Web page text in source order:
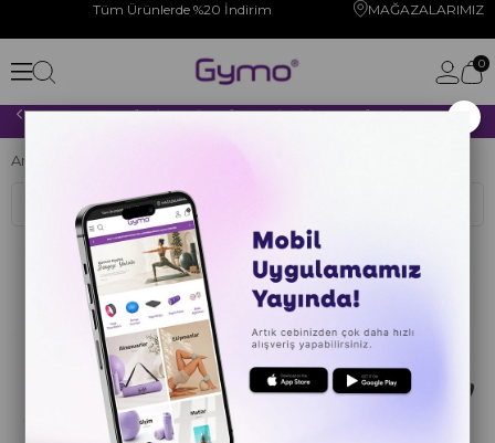
Tüm Ürünlerde %20 İndirim MAĞAZALARIMIZ
0
2000 TL VE ÜZERİ YAPACAĞINIZ TÜM ALIŞVERİŞLERİNİZDE KARGO ÜCRETSİZ!
Anasayfa
Sıralama